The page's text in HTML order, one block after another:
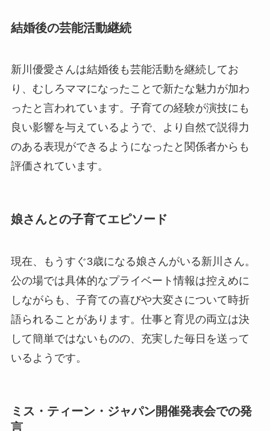
結婚後の芸能活動継続
新川優愛さんは結婚後も芸能活動を継続してお
り、むしろママになったことで新たな魅力が加わ
ったと言われています。子育ての経験が演技にも
良い影響を与えているようで、より自然で説得力
のある表現ができるようになったと関係者からも
評価されています。
娘さんとの子育てエピソード
現在、もうすぐ3歳になる娘さんがいる新川さん。
公の場では具体的なプライベート情報は控えめに
しながらも、子育ての喜びや大変さについて時折
語られることがあります。仕事と育児の両立は決
して簡単ではないものの、充実した毎日を送って
いるようです。
ミス・ティーン・ジャパン開催発表会での発
言